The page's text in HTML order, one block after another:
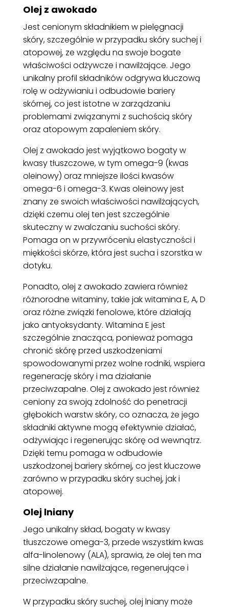
Olej z awokado
Jest cenionym składnikiem w pielęgnacji
skóry, szczególnie w przypadku skóry suchej i
atopowej, ze względu na swoje bogate
właściwości odżywcze i nawilżające. Jego
unikalny profil składników odgrywa kluczową
rolę w odżywianiu i odbudowie bariery
skórnej, co jest istotne w zarządzaniu
problemami związanymi z suchością skóry
oraz atopowym zapaleniem skóry.
Olej z awokado jest wyjątkowo bogaty w
kwasy tłuszczowe, w tym omega-9 (kwas
oleinowy) oraz mniejsze ilości kwasów
omega-6 i omega-3. Kwas oleinowy jest
znany ze swoich właściwości nawilżających,
dzięki czemu olej ten jest szczególnie
skuteczny w zwalczaniu suchości skóry.
Pomaga on w przywróceniu elastyczności i
miękkości skórze, która jest sucha i szorstka w
dotyku.
Ponadto, olej z awokado zawiera również
różnorodne witaminy, takie jak witamina E, A, D
oraz różne związki fenolowe, które działają
jako antyoksydanty. Witamina E jest
szczególnie znacząca, ponieważ pomaga
chronić skórę przed uszkodzeniami
spowodowanymi przez wolne rodniki, wspiera
regenerację skóry i ma działanie
przeciwzapalne. Olej z awokado jest również
ceniony za swoją zdolność do penetracji
głębokich warstw skóry, co oznacza, że jego
składniki aktywne mogą efektywnie działać,
odżywiając i regenerując skórę od wewnątrz.
Dzięki temu pomaga w odbudowie
uszkodzonej bariery skórnej, co jest kluczowe
zarówno w przypadku skóry suchej, jak i
atopowej.
Olej lniany
Jego unikalny skład, bogaty w kwasy
tłuszczowe omega-3, przede wszystkim kwas
alfa-linolenowy (ALA), sprawia, że olej ten ma
silne działanie nawilżające, regenerujące i
przeciwzapalne.
W przypadku skóry suchej, olej lniany może